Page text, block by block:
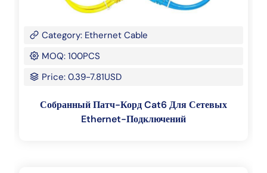
Category: Ethernet Cable
MOQ: 100PCS
Price: 0.39-7.81USD
Собранный Патч-Корд Cat6 Для Сетевых
Ethernet-Подключений